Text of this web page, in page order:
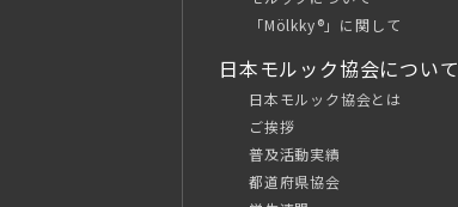
「Mölkky®」に関して
日本モルック協会について
日本モルック協会とは
ご挨拶
普及活動実績
都道府県協会